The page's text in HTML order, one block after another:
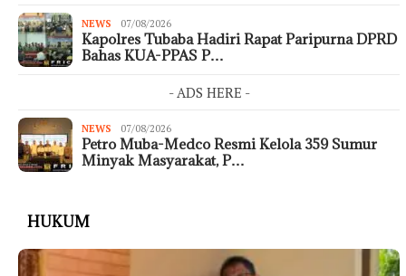
NEWS 07/08/2026
Kapolres Tubaba Hadiri Rapat Paripurna DPRD
Bahas KUA-PPAS P…
- ADS HERE -
NEWS 07/08/2026
Petro Muba-Medco Resmi Kelola 359 Sumur
Minyak Masyarakat, P…
HUKUM